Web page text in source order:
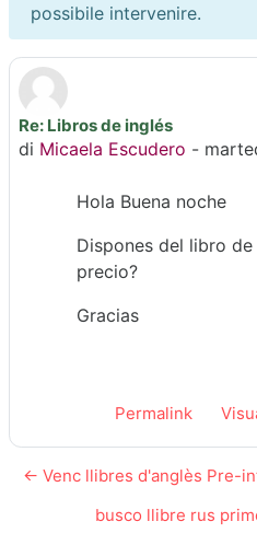
possibile intervenire.
Re: Libros de inglés
di Micaela Escudero -
Numero di risposte: 0
Hola Buena noche
Dispones del libro
precio?
Gracias
Permalink
← Venc llibres d'anglès Pre-
busco llibre rus